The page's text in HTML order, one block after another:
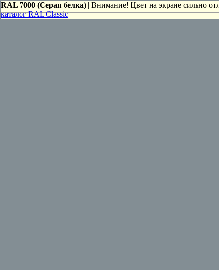
RAL 7000 (Серая белка) | Внимание! Цвет на экране сильно
каталог RAL Classic